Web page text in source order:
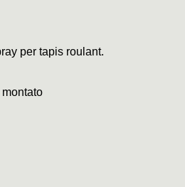
per tapis roulant.